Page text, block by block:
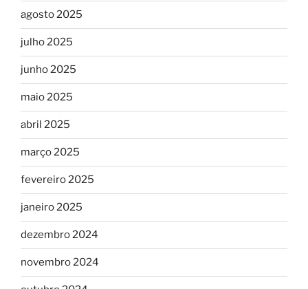
agosto 2025
julho 2025
junho 2025
maio 2025
abril 2025
março 2025
fevereiro 2025
janeiro 2025
dezembro 2024
novembro 2024